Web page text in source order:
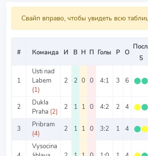
Свайп вправо, чтобы увидеть всю
# Команда И В Н П Голы Р О
5
1
Usti nad
Labem
(1)
2 2 0 0 4:1 3 6 ⬤⬤
2
Dukla
Praha (2)
2 1 1 0 4:2 2 4 ⬤⬤
3
Pribram
(4)
2 1 1 0 3:2 1 4 ⬤⬤
Vysocina